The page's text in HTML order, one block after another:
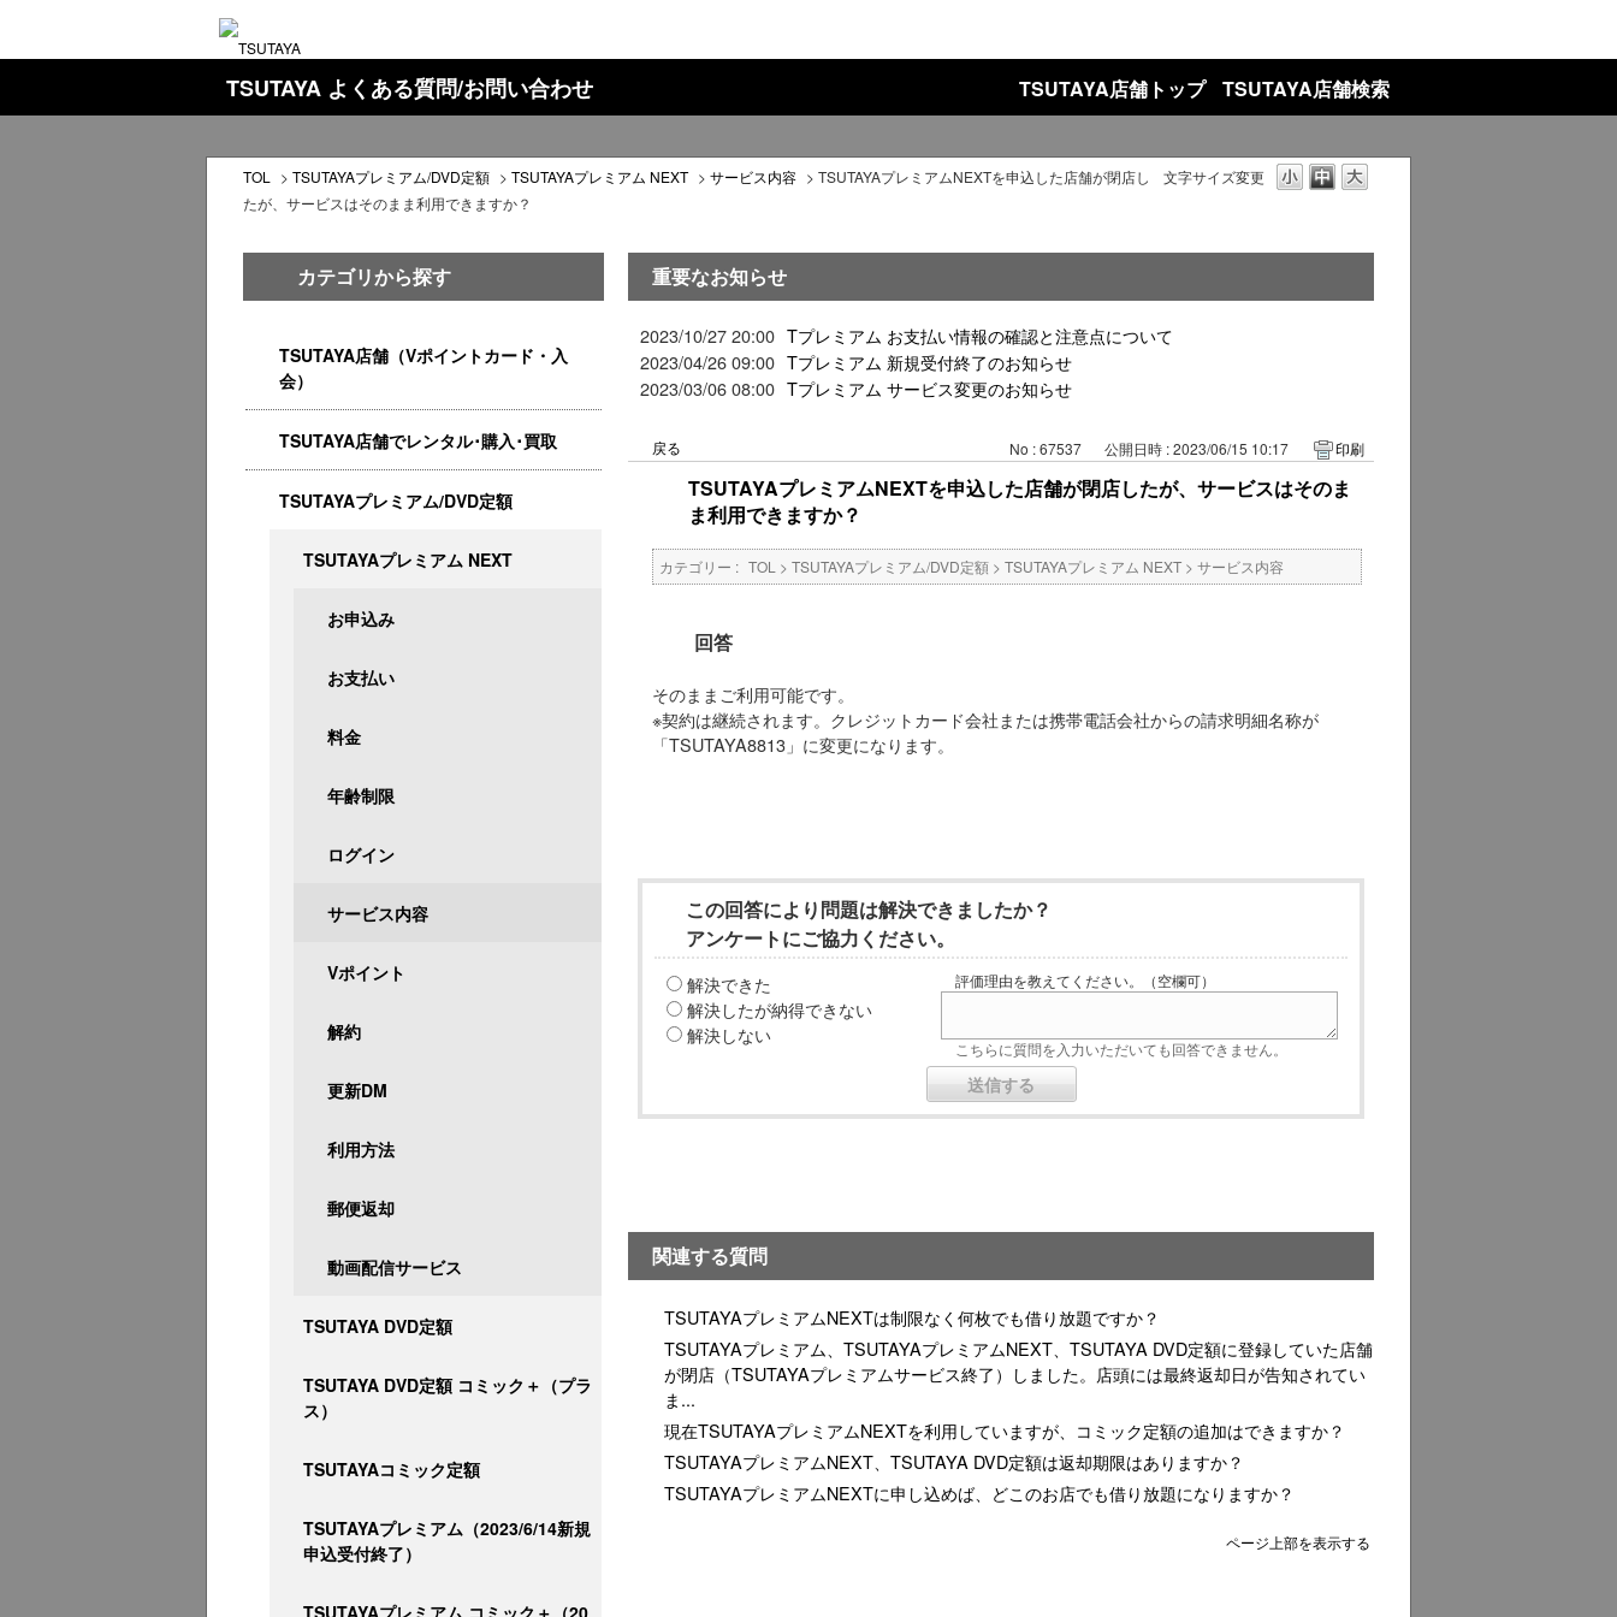
TSUTAYA よくある質問/お問い合わせ TSUTAYA店舗トップ TSUTAYA店舗検索
文字サイズ変更
TOL > TSUTAYAプレミアム/DVD定額 > TSUTAYAプレミアム NEXT > サービス内容 > TSUTAYAプレミアムNEXTを申込した店舗が閉店し
たが、サービスはそのまま利用できますか？
カテゴリから探す
TSUTAYA店舗（Vポイントカード・入
会）
TSUTAYA店舗でレンタル･購入･買取
TSUTAYAプレミアム/DVD定額
TSUTAYAプレミアム NEXT
お申込み
お支払い
料金
年齢制限
ログイン
サービス内容
Vポイント
解約
更新DM
利用方法
郵便返却
動画配信サービス
TSUTAYA DVD定額
TSUTAYA DVD定額 コミック＋（プラ
ス）
TSUTAYAコミック定額
TSUTAYAプレミアム（2023/6/14新規
申込受付終了）
TSUTAYAプレミアム コミック＋（20
重要なお知らせ
2023/10/27 20:00 Tプレミアム お支払い情報の確認と注意点について
2023/04/26 09:00 Tプレミアム 新規受付終了のお知らせ
2023/03/06 08:00 Tプレミアム サービス変更のお知らせ
戻る No : 67537 公開日時 : 2023/06/15 10:17 印刷
TSUTAYAプレミアムNEXTを申込した店舗が閉店したが、サービスはそのま
ま利用できますか？
カテゴリー : TOL > TSUTAYAプレミアム/DVD定額 > TSUTAYAプレミアム NEXT > サービス内容
回答
そのままご利用可能です。
※契約は継続されます。クレジットカード会社または携帯電話会社からの請求明細名称が
「TSUTAYA8813」に変更になります。
この回答により問題は解決できましたか？
アンケートにご協力ください。
解決できた
解決したが納得できない
解決しない
評価理由を教えてください。（空欄可）
こちらに質問を入力いただいても回答できません。
関連する質問
TSUTAYAプレミアムNEXTは制限なく何枚でも借り放題ですか？
TSUTAYAプレミアム、TSUTAYAプレミアムNEXT、TSUTAYA DVD定額に登録していた店舗
が閉店（TSUTAYAプレミアムサービス終了）しました。店頭には最終返却日が告知されてい
ま...
現在TSUTAYAプレミアムNEXTを利用していますが、コミック定額の追加はできますか？
TSUTAYAプレミアムNEXT、TSUTAYA DVD定額は返却期限はありますか？
TSUTAYAプレミアムNEXTに申し込めば、どこのお店でも借り放題になりますか？
ページ上部を表示する